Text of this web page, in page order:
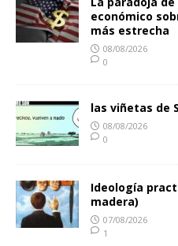
económico
más estrecha
08/08/2026
0
las viñetas de
08/08/2026
0
Ideología
madera)
07/08/2026
1